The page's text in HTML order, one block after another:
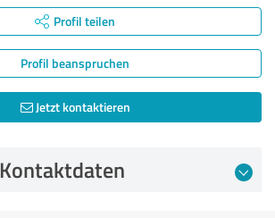
Profil teilen
Profil beanspruchen
Jetzt kontaktieren
Kontaktdaten